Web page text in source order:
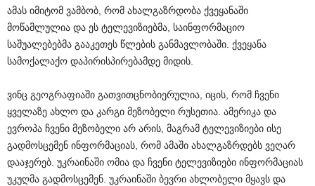
ამას იმიტომ ვამბობ, რომ ახალგაზრდობა ქვეყანაში
მოწამლულია და ეს ტელევიზიებმა, საინფორმაციო
საშუალებებმა გააკეთეს წლების განმავლობაში. ქვეყანა
სამოქალაქო დაპირისპირებამდე მიდის.
ვინც გეოგრაფიაში გათვითცნობიერულია, იცის, რომ ჩვენი
ყველაზე ახლო და კარგი მეზობელი რუსეთია. ამერიკა და
ევროპა ჩვენი მეზობელი არ არის, მაგრამ ტელევიზიები ისე
გადმოსცემენ ინფორმაციას, რომ ამაში ახალგაზრდებს ვეღარ
დააჯერებ. უკრაინაში ომია და ჩვენი ტელევიზიები ინფორმაციას
უკუღმა გადმოსცემენ. უკრაინაში ბევრი ახლობელი მყავს და